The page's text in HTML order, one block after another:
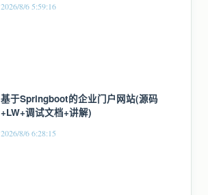
2026/8/6 5:59:16
基于Springboot的企业门户网站(源码
+LW+调试文档+讲解)
2026/8/6 6:28:15